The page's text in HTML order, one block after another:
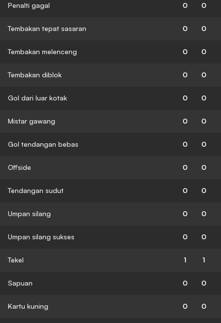
Penalti gagal 0 0
Tembakan tepat sasaran 0 0
Tembakan melenceng 0 0
Tembakan diblok 0 0
Gol dari luar kotak 0 0
Mistar gawang 0 0
Gol tendangan bebas 0 0
Offside 0 0
Tendangan sudut 0 0
Umpan silang 0 0
Umpan silang sukses 0 0
Tekel 1 1
Sapuan 0 0
Kartu kuning 0 0